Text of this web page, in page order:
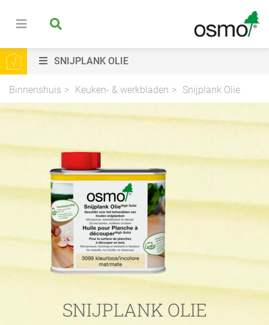
SNIJPLANK OLIE
Binnenshuis Keuken- & werkbladen Snijplank Olie
SNIJPLANK OLIE